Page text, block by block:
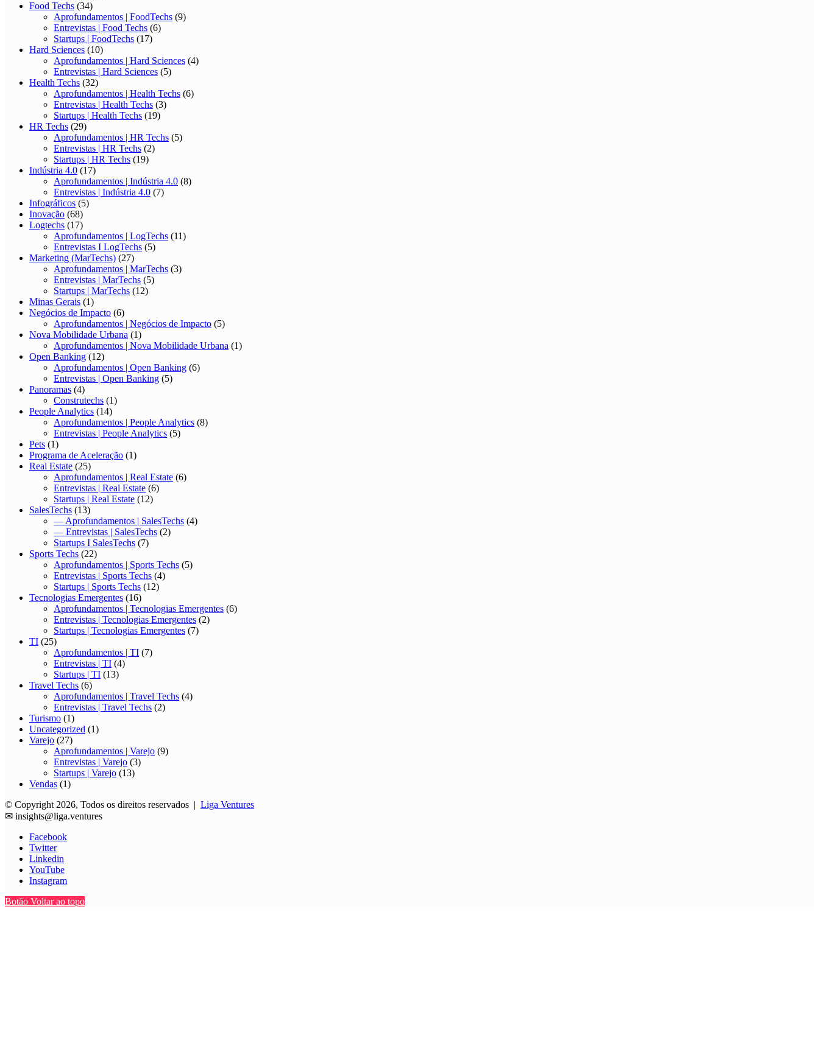
Food Techs (34)
Aprofundamentos | FoodTechs (9)
Entrevistas | Food Techs (6)
Startups | FoodTechs (17)
Hard Sciences (10)
Aprofundamentos | Hard Sciences (4)
Entrevistas | Hard Sciences (5)
Health Techs (32)
Aprofundamentos | Health Techs (6)
Entrevistas | Health Techs (3)
Startups | Health Techs (19)
HR Techs (29)
Aprofundamentos | HR Techs (5)
Entrevistas | HR Techs (2)
Startups | HR Techs (19)
Indústria 4.0 (17)
Aprofundamentos | Indústria 4.0 (8)
Entrevistas | Indústria 4.0 (7)
Infográficos (5)
Inovação (68)
Logtechs (17)
Aprofundamentos | LogTechs (11)
Entrevistas I LogTechs (5)
Marketing (MarTechs) (27)
Aprofundamentos | MarTechs (3)
Entrevistas | MarTechs (5)
Startups | MarTechs (12)
Minas Gerais (1)
Negócios de Impacto (6)
Aprofundamentos | Negócios de Impacto (5)
Nova Mobilidade Urbana (1)
Aprofundamentos | Nova Mobilidade Urbana (1)
Open Banking (12)
Aprofundamentos | Open Banking (6)
Entrevistas | Open Banking (5)
Panoramas (4)
Construtechs (1)
People Analytics (14)
Aprofundamentos | People Analytics (8)
Entrevistas | People Analytics (5)
Pets (1)
Programa de Aceleração (1)
Real Estate (25)
Aprofundamentos | Real Estate (6)
Entrevistas | Real Estate (6)
Startups | Real Estate (12)
SalesTechs (13)
— Aprofundamentos | SalesTechs (4)
— Entrevistas | SalesTechs (2)
Startups I SalesTechs (7)
Sports Techs (22)
Aprofundamentos | Sports Techs (5)
Entrevistas | Sports Techs (4)
Startups | Sports Techs (12)
Tecnologias Emergentes (16)
Aprofundamentos | Tecnologias Emergentes (6)
Entrevistas | Tecnologias Emergentes (2)
Startups | Tecnologias Emergentes (7)
TI (25)
Aprofundamentos | TI (7)
Entrevistas | TI (4)
Startups | TI (13)
Travel Techs (6)
Aprofundamentos | Travel Techs (4)
Entrevistas | Travel Techs (2)
Turismo (1)
Uncategorized (1)
Varejo (27)
Aprofundamentos | Varejo (9)
Entrevistas | Varejo (3)
Startups | Varejo (13)
Vendas (1)
© Copyright 2026, Todos os direitos reservados | Liga Ventures
✉ insights@liga.ventures
Facebook
Twitter
Linkedin
YouTube
Instagram
Botão Voltar ao topo